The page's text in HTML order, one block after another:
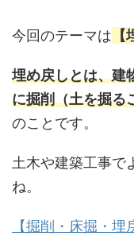
今回のテーマは
埋め戻しとは、建
に掘削（土を掘る
のことです。
土木や建築工事で
ね。
【掘削・床掘・